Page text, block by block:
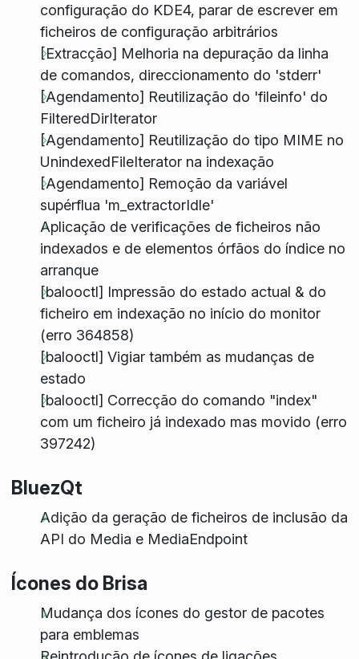
configuração do KDE4, parar de escrever em
ficheiros de configuração arbitrários
[Extracção] Melhoria na depuração da linha
de comandos, direccionamento do 'stderr'
[Agendamento] Reutilização do 'fileinfo' do
FilteredDirIterator
[Agendamento] Reutilização do tipo MIME no
UnindexedFileIterator na indexação
[Agendamento] Remoção da variável
supérflua 'm_extractorIdle'
Aplicação de verificações de ficheiros não
indexados e de elementos órfãos do índice no
arranque
[balooctl] Impressão do estado actual & do
ficheiro em indexação no início do monitor
(erro 364858)
[balooctl] Vigiar também as mudanças de
estado
[balooctl] Correcção do comando "index"
com um ficheiro já indexado mas movido (erro
397242)
BluezQt
Adição da geração de ficheiros de inclusão da
API do Media e MediaEndpoint
Ícones do Brisa
Mudança dos ícones do gestor de pacotes
para emblemas